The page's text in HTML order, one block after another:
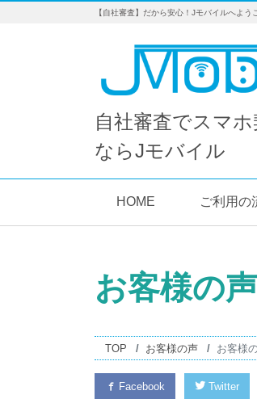
【自社審査】だから安心！Jモバイルへよ
自社審査でスマ
ならJモバイル
HOME ご利用の
お客様の
TOP お客様の声 お客様
Facebook Twitter